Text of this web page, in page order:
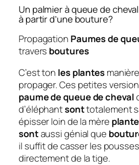
Un palmier à queue de
à partir d’une bouture?
Propagation Paumes de
travers boutures
C’est ton les plantes
propager. Ces petites
paume de queue de cheval
d’éléphantsonttotalement
épisser loin de la mère plante
sontaussi génial que
il suffit de casser les
directement de la tige.